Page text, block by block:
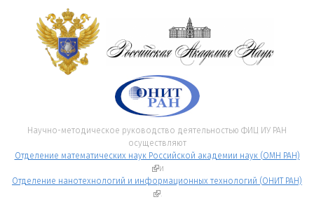
Научно-методическое руководство деятельностью ФИЦ ИУ РАН
осуществляют
Отделение математических наук Российской академии наук (ОМН РАН)
(внешняя ссылка)
и
Отделение нанотехнологий и информационных технологий (ОНИТ РАН)
(внешняя ссылка)
.